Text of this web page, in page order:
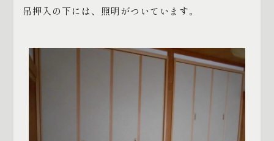
吊押入の下には、照明がついています。